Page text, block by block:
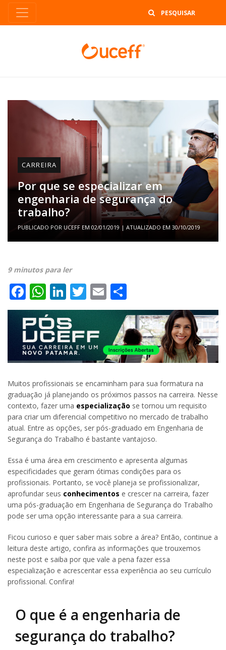
CARREIRA
Por que se especializar em
engenharia de segurança do
trabalho?
PUBLICADO POR UCEFF EM 02/01/2019 | ATUALIZADO EM 30/10/2019
9 minutos para ler
Facebook
WhatsApp
LinkedIn
Twitter
Email
Muitos profissionais se encaminham para sua formatura na
graduação já planejando os próximos passos na carreira. Nesse
contexto, fazer uma especialização se tornou um requisito
para criar um diferencial competitivo no mercado de trabalho
atual. Entre as opções, ser pós-graduado em Engenharia de
Segurança do Trabalho é bastante vantajoso.
Essa é uma área em crescimento e apresenta algumas
especificidades que geram ótimas condições para os
profissionais. Portanto, se você planeja se profissionalizar,
aprofundar seus conhecimentos e crescer na carreira, fazer
uma pós-graduação em Engenharia de Segurança do Trabalho
pode ser uma opção interessante para a sua carreira.
Ficou curioso e quer saber mais sobre a área? Então, continue a
leitura deste artigo, confira as informações que trouxemos
neste post e saiba por que vale a pena fazer essa
especialização e acrescentar essa experiência ao seu currículo
profissional. Confira!
O que é a engenharia de
segurança do trabalho?